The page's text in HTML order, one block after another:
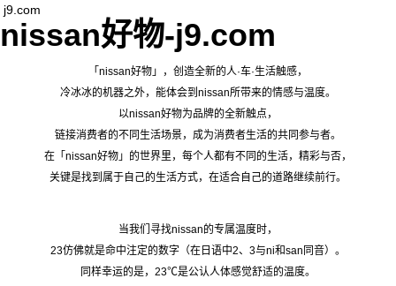
nissan好物-j9.com
j9.com
「nissan好物」，创造全新的人·车·生活触感，
冷冰冰的机器之外，能体会到nissan所带来的情感与温度。
以nissan好物为品牌的全新触点，
链接消费者的不同生活场景，成为消费者生活的共同参与者。
在「nissan好物」的世界里，每个人都有不同的生活，精彩与否，
关键是找到属于自己的生活方式，在适合自己的道路继续前行。
当我们寻找nissan的专属温度时，
23仿佛就是命中注定的数字（在日语中2、3与ni和san同音）。
同样幸运的是，23℃是公认人体感觉舒适的温度。